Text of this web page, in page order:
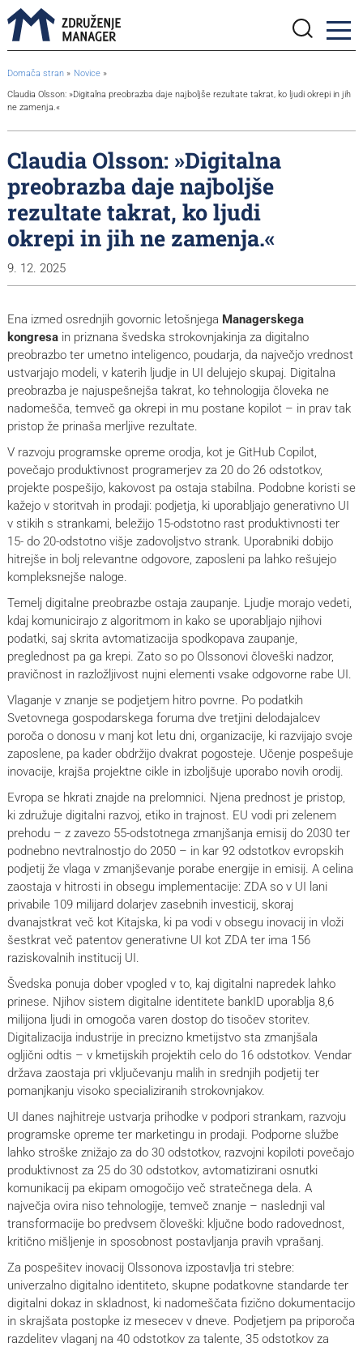
BreadcrumbsTemplate.TITLE_A11Y
Domača stran
Novice
Claudia Olsson: »Digitalna preobrazba daje najboljše rezultate takrat, ko ljudi okrepi in jih
ne zamenja.«
Claudia Olsson: »Digitalna
preobrazba daje najboljše
rezultate takrat, ko ljudi
okrepi in jih ne zamenja.«
9. 12. 2025
Ena izmed osrednjih govornic letošnjega Managerskega
kongresain priznana švedska strokovnjakinja za digitalno
preobrazbo ter umetno inteligenco, poudarja, da največjo vrednost
ustvarjajo modeli, v katerih ljudje in UI delujejo skupaj. Digitalna
preobrazba je najuspešnejša takrat, ko tehnologija človeka ne
nadomešča, temveč ga okrepi in mu postane kopilot – in prav tak
pristop že prinaša merljive rezultate.
V razvoju programske opreme orodja, kot je GitHub Copilot,
povečajo produktivnost programerjev za 20 do 26 odstotkov,
projekte pospešijo, kakovost pa ostaja stabilna. Podobne koristi se
kažejo v storitvah in prodaji: podjetja, ki uporabljajo generativno UI
v stikih s strankami, beležijo 15-odstotno rast produktivnosti ter
15- do 20-odstotno višje zadovoljstvo strank. Uporabniki dobijo
hitrejše in bolj relevantne odgovore, zaposleni pa lahko rešujejo
kompleksnejše naloge.
Temelj digitalne preobrazbe ostaja zaupanje. Ljudje morajo vedeti,
kdaj komunicirajo z algoritmom in kako se uporabljajo njihovi
podatki, saj skrita avtomatizacija spodkopava zaupanje,
preglednost pa ga krepi. Zato so po Olssonovi človeški nadzor,
pravičnost in razložljivost nujni elementi vsake odgovorne rabe UI.
Vlaganje v znanje se podjetjem hitro povrne. Po podatkih
Svetovnega gospodarskega foruma dve tretjini delodajalcev
poroča o donosu v manj kot letu dni, organizacije, ki razvijajo svoje
zaposlene, pa kader obdržijo dvakrat pogosteje. Učenje pospešuje
inovacije, krajša projektne cikle in izboljšuje uporabo novih orodij.
Evropa se hkrati znajde na prelomnici. Njena prednost je pristop,
ki združuje digitalni razvoj, etiko in trajnost. EU vodi pri zelenem
prehodu – z zavezo 55-odstotnega zmanjšanja emisij do 2030 ter
podnebno nevtralnostjo do 2050 – in kar 92 odstotkov evropskih
podjetij že vlaga v zmanjševanje porabe energije in emisij. A celina
zaostaja v hitrosti in obsegu implementacije: ZDA so v UI lani
privabile 109 milijard dolarjev zasebnih investicij, skoraj
dvanajstkrat več kot Kitajska, ki pa vodi v obsegu inovacij in vloži
šestkrat več patentov generativne UI kot ZDA ter ima 156
raziskovalnih institucij UI.
Švedska ponuja dober vpogled v to, kaj digitalni napredek lahko
prinese. Njihov sistem digitalne identitete bankID uporablja 8,6
milijona ljudi in omogoča varen dostop do tisočev storitev.
Digitalizacija industrije in precizno kmetijstvo sta zmanjšala
ogljični odtis – v kmetijskih projektih celo do 16 odstotkov. Vendar
država zaostaja pri vključevanju malih in srednjih podjetij ter
pomanjkanju visoko specializiranih strokovnjakov.
UI danes najhitreje ustvarja prihodke v podpori strankam, razvoju
programske opreme ter marketingu in prodaji. Podporne službe
lahko stroške znižajo za do 30 odstotkov, razvojni kopiloti povečajo
produktivnost za 25 do 30 odstotkov, avtomatizirani osnutki
komunikacij pa ekipam omogočijo več stratečnega dela. A
največja ovira niso tehnologije, temveč znanje – naslednji val
transformacije bo predvsem človeški: ključne bodo radovednost,
kritično mišljenje in sposobnost postavljanja pravih vprašanj.
Za pospešitev inovacij Olssonova izpostavlja tri stebre:
univerzalno digitalno identiteto, skupne podatkovne standarde ter
digitalni dokaz in skladnost, ki nadomeščata fizično dokumentacijo
in skrajšata postopke iz mesecev v dneve. Podjetjem pa priporoča
razdelitev vlaganj na 40 odstotkov za talente, 35 odstotkov za